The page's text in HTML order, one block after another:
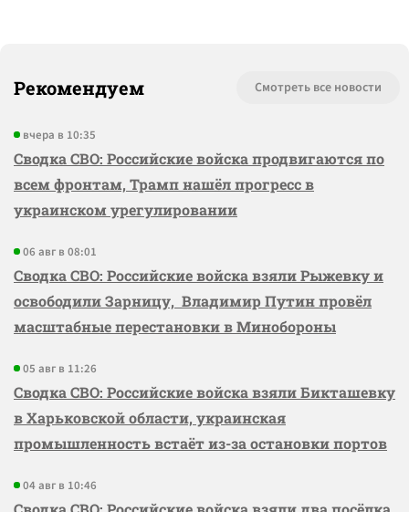
Рекомендуем Смотреть все новости
вчера в 10:35
Сводка СВО: Российские войска продвигаются по
всем фронтам, Трамп нашёл прогресс в
украинском урегулировании
06 авг в 08:01
Сводка СВО: Российские войска взяли Рыжевку и
освободили Зарницу, Владимир Путин провёл
масштабные перестановки в Минобороны
05 авг в 11:26
Сводка СВО: Российские войска взяли Бикташевку
в Харьковской области, украинская
промышленность встаёт из-за остановки портов
04 авг в 10:46